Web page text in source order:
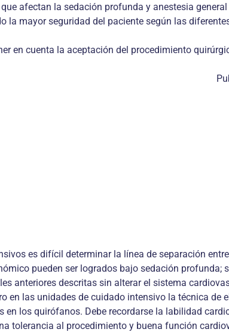
afectan la sedación profunda y anestesia
la mayor seguridad del paciente según las
en cuenta la aceptación del procedimiento
es difícil determinar la línea de separación
pueden ser logrados bajo sedación
anteriores descritas sin alterar el sistema
en las unidades de cuidado intensivo la técnica
en los quirófanos. Debe recordarse la labilidad
tolerancia al procedimiento y buena función